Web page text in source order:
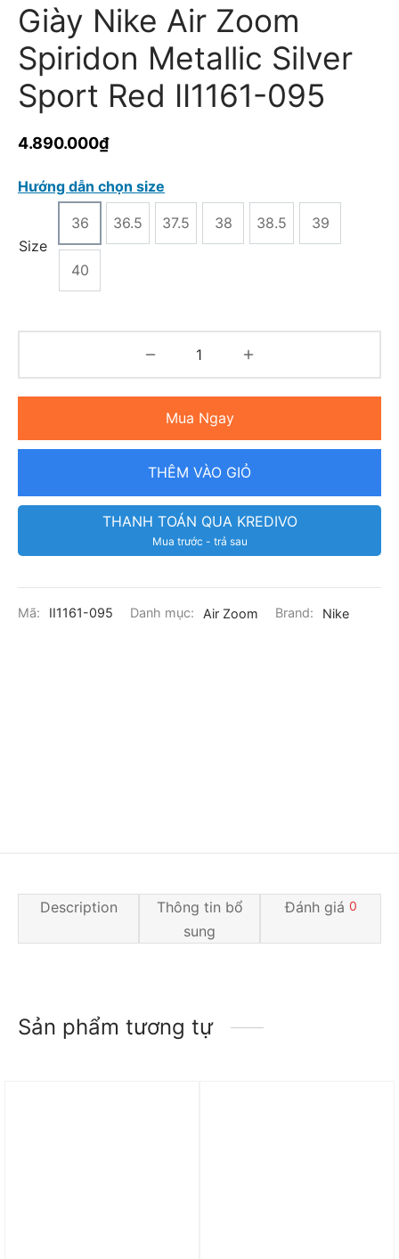
Giày Nike Air Zoom
Spiridon Metallic Silver
Sport Red II1161-095
4.890.000₫
Hướng dẫn chọn size
Size
36 36.5 37.5 38 38.5 39
40
Mua Ngay
THÊM VÀO GIỎ
THANH TOÁN QUA KREDIVO
Mua trước - trả sau
Mã: II1161-095 Danh mục: Air Zoom Brand: Nike
Description
Thông tin bổ
sung
Đánh giá 0
Sản phẩm tương tự